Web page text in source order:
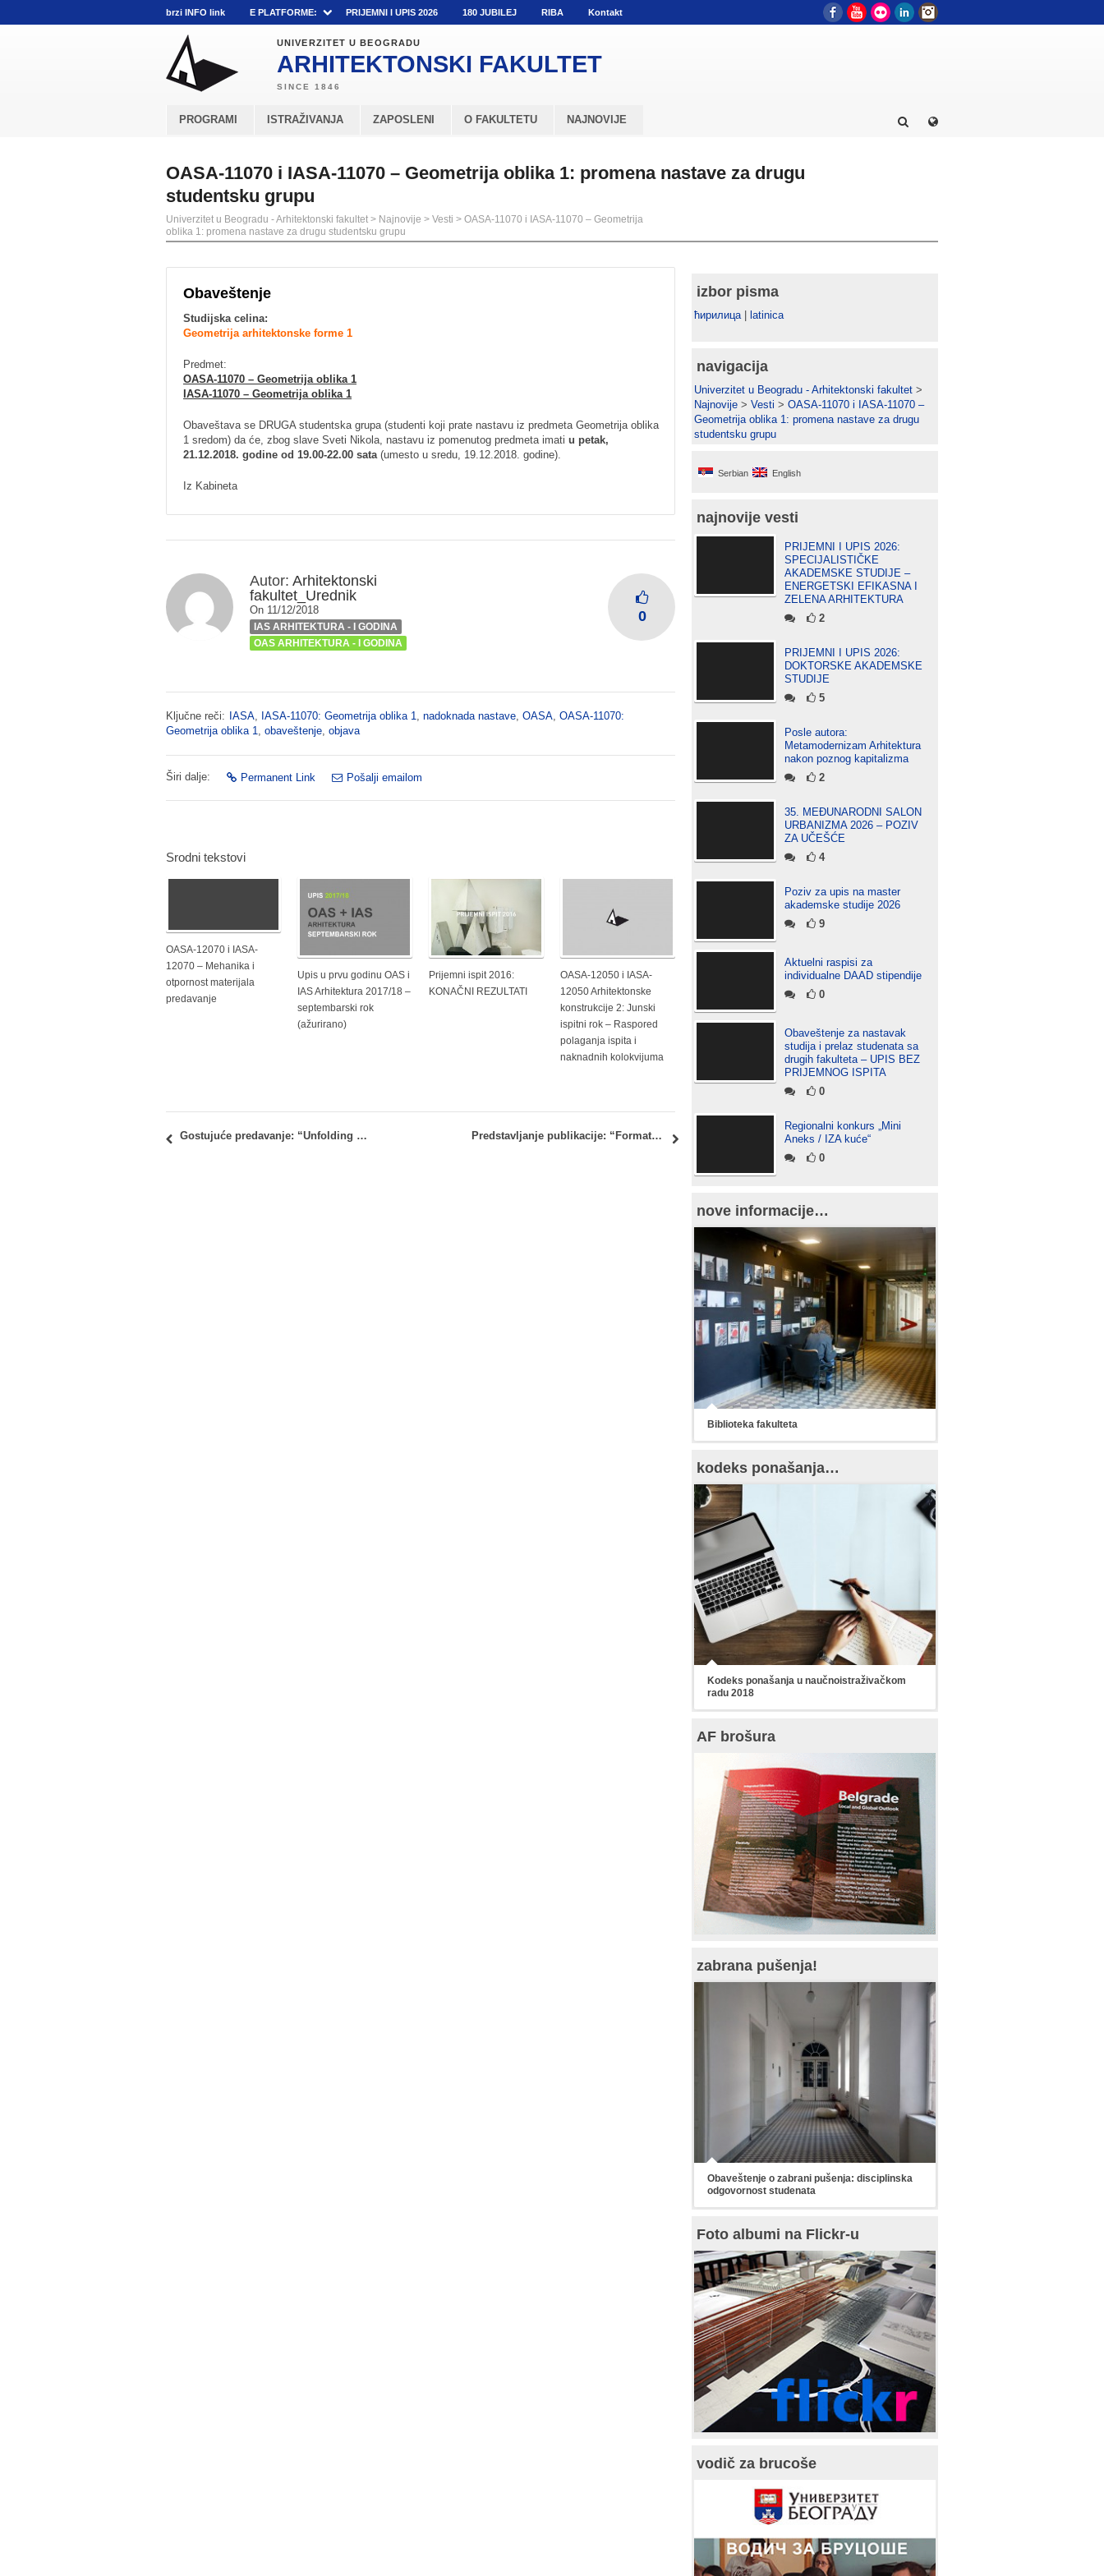
brzi INFO link E PLATFORME: PRIJEMNI I UPIS 2026 180 JUBILEJ RIBA Kontakt FacebookYouTube
Flickr LinkedIn
UNIVERZITET U BEOGRADU
ARHITEKTONSKI FAKULTET
PROGRAMI ISTRAŽIVANJA ZAPOSLENI O FAKULTETU NAJNOVIJE
OASA-11070 i IASA-11070 – Geometrija oblika 1: promena nastave za drugu
studentsku grupu
Univerzitet u Beogradu - Arhitektonski fakultet > Najnovije > Vesti > OASA-11070 i IASA-11070 – Geometrija
oblika 1: promena nastave za drugu studentsku grupu
Obaveštenje
Studijska celina:
Geometrija arhitektonske forme 1
Predmet:
OASA-11070 – Geometrija oblika 1
IASA-11070 – Geometrija oblika 1
Obaveštava se DRUGA studentska grupa (studenti koji prate nastavu iz predmeta Geometrija oblika
1 sredom) da će, zbog slave Sveti Nikola, nastavu iz pomenutog predmeta imati u petak,
21.12.2018. godine od 19.00-22.00 sata(umesto u sredu, 19.12.2018. godine).
Iz Kabineta
Autor: Arhitektonski
fakultet_Urednik
On 11/12/2018
IAS ARHITEKTURA - I GODINA
OAS ARHITEKTURA - I GODINA
0
Ključne reči: IASA, IASA-11070: Geometrija oblika 1, nadoknada nastave, OASA, OASA-11070:
Geometrija oblika 1, obaveštenje, objava
Širi dalje: Permanent Link Pošalji emailom
Srodni tekstovi
OASA-12070 i IASA-
12070 – Mehanika i
otpornost materijala
predavanje
Upis u prvu godinu OAS i
IAS Arhitektura 2017/18 –
septembarski rok
(ažurirano)
Prijemni ispit 2016:
KONAČNI REZULTATI
OASA-12050 i IASA-
12050 Arhitektonske
konstrukcije 2: Junski
ispitni rok – Raspored
polaganja ispita i
naknadnih kolokvijuma
Gostujuće predavanje: “Unfolding Urban Heritage Conservation As Community-Led Local Development” – dr Elena Bataljini (Elena Battaglini) Predstavljanje publikacije: “Formati za urbani život: porodična kuća u savremenom gradu” – Ana Nikezić
izbor pisma
ћирилица| latinica
navigacija
Univerzitet u Beogradu - Arhitektonski fakultet >
Najnovije > Vesti > OASA-11070 i IASA-11070 –
Geometrija oblika 1: promena nastave za drugu
studentsku grupu
Serbian English
najnovije vesti
PRIJEMNI I UPIS 2026:
SPECIJALISTIČKE
AKADEMSKE STUDIJE –
ENERGETSKI EFIKASNA I
ZELENA ARHITEKTURA
2
PRIJEMNI I UPIS 2026:
DOKTORSKE AKADEMSKE
STUDIJE
5
Posle autora:
Metamodernizam Arhitektura
nakon poznog kapitalizma
2
35. MEĐUNARODNI SALON
URBANIZMA 2026 – POZIV
ZA UČEŠĆE
4
Poziv za upis na master
akademske studije 2026
9
Aktuelni raspisi za
individualne DAAD stipendije
0
Obaveštenje za nastavak
studija i prelaz studenata sa
drugih fakulteta – UPIS BEZ
PRIJEMNOG ISPITA
0
Regionalni konkurs „Mini
Aneks / IZA kuće“
0
nove informacije…
Biblioteka fakulteta
kodeks ponašanja…
Kodeks ponašanja u naučnoistraživačkom
radu 2018
AF brošura
zabrana pušenja!
Obaveštenje o zabrani pušenja: disciplinska
odgovornost studenata
Foto albumi na Flickr-u
vodič za brucoše